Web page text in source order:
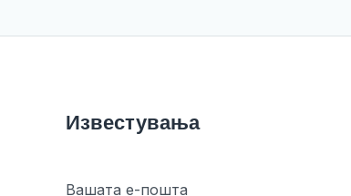
Известувања
Вашата е-пошта